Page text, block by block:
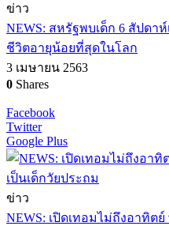
ข่าว
NEWS: สหรัฐพบเด็ก 6 สัปดา
ชีวิตอายุน้อยที่สุดในโลก
3 เมษายน 2563
0 Shares
Facebook
Twitter
Google Plus
ข่าว
NEWS: เปิดเทอมไม่ถึงอาทิต